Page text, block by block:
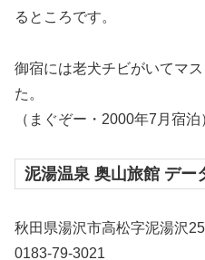
るところです。
御宿には老犬チビがいてマ
た。
（まぐぞー・2000年7月宿泊
泥湯温泉 奥山旅館 デー
秋田県湯沢市高松字泥湯沢25
0183-79-3021